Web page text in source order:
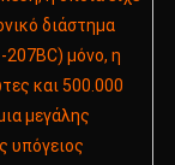
διάστημα
207BC) μόνο, η
και 500.000
μεγάλης
υπόγειος